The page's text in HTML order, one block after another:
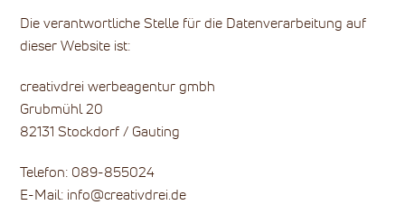
Die verantwortliche Stelle für die Datenverarbeitung auf
dieser Website ist:
creativdrei werbeagentur gmbh
Grubmühl 20
82131 Stockdorf / Gauting
Telefon: 089-855024
E-Mail: info@creativdrei.de